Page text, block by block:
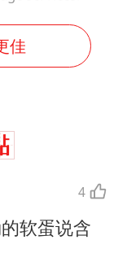
佳
4
软蛋说含